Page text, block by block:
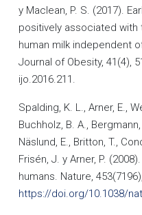
y Maclean, P. S. (2017).
positively associated with
human milk independent
Journal of Obesity, 41(4),
ijo.2016.211.
Spalding, K. L., Arner, E.,
Buchholz, B. A.,
Näslund, E., Britton, T.,
Frisén, J. y Arner, P.
humans. Nature,
https://doi.org/10.1038/